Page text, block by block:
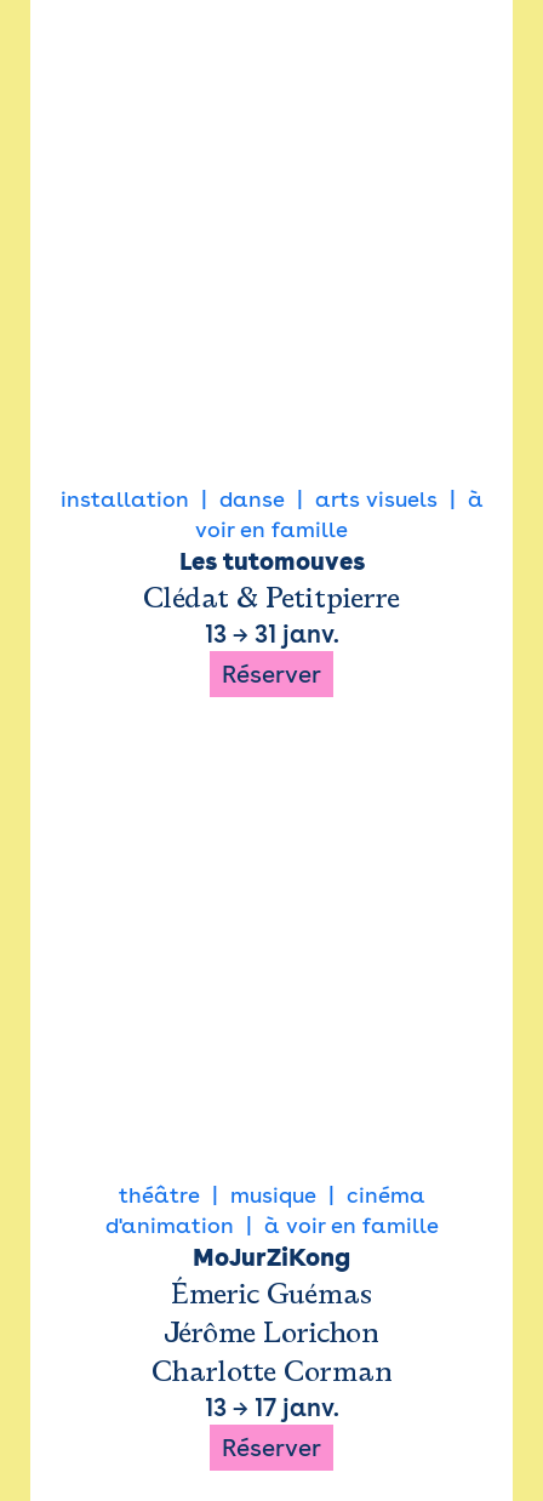
installation danse arts visuels
à
voir en famille
Les tutomouves
Clédat & Petitpierre
13→ 31 janv.
Réserver
théâtre musique
cinéma
d'animation
à voir en famille
MoJurZiKong
Émeric Guémas
Jérôme Lorichon
Charlotte Corman
13→ 17 janv.
Réserver